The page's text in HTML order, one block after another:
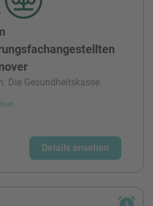
Die Gesundheitskasse.
Details ansehen